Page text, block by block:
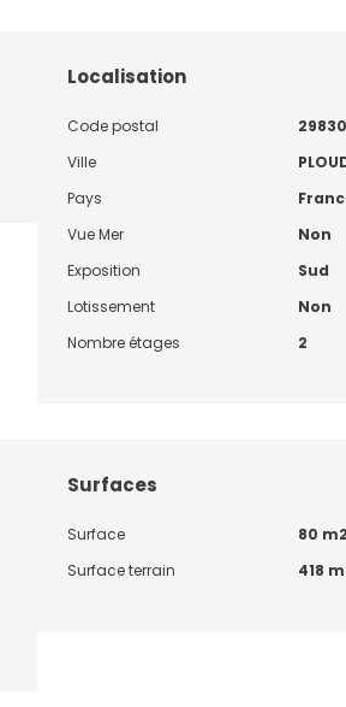
Localisation
Code postal
29830
Ville
Pays
Vue Mer
Non
Exposition
Sud
Lotissement
Non
Nombre étages
2
Surfaces
Surface
80 m2
Surface terrain
418